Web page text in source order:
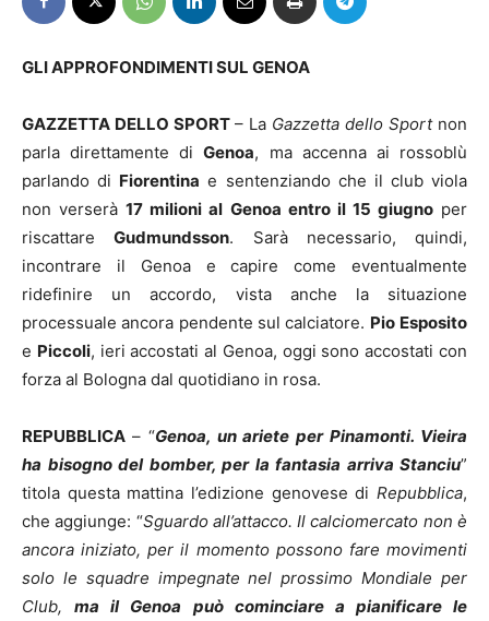
GLI APPROFONDIMENTI SUL GENOA
GAZZETTA DELLO SPORT – La Gazzetta dello Sportnon
parla direttamente diGenoa, ma accenna ai rossoblù
parlando di Fiorentina e sentenziando che il club viola
non verserà17 milioni al Genoa entro il 15 giugnoper
riscattareGudmundsson. Sarà necessario, quindi,
incontrare il Genoa e capire come eventualmente
ridefinire un accordo, vista anche la situazione
processuale ancora pendente sul calciatore. Pio Esposito
e Piccoli, ieri accostati al Genoa, oggi sono accostati con
forza al Bologna dal quotidiano in rosa.
REPUBBLICA – “Genoa, un ariete per Pinamonti. Vieira
ha bisogno del bomber, per la fantasia arriva Stanciu”
titola questa mattina l’edizione genovese di Repubblica,
che aggiunge: “Sguardo all’attacco. Il calciomercato non è
ancora iniziato, per il momento possono fare movimenti
solo le squadre impegnate nel prossimo Mondiale per
Club,ma il Genoa può cominciare a pianificare le